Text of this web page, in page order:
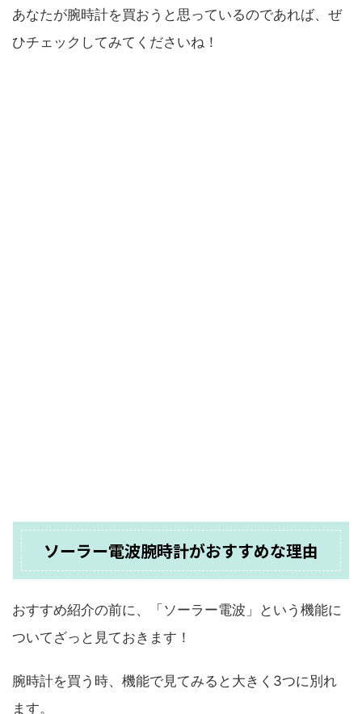
あなたが腕時計を買おうと思っているのであれば、ぜ
ひチェックしてみてくださいね！
ソーラー電波腕時計がおすすめな理由
おすすめ紹介の前に、「ソーラー電波」という機能に
ついてざっと見ておきます！
腕時計を買う時、機能で見てみると大きく3つに別れ
ます。